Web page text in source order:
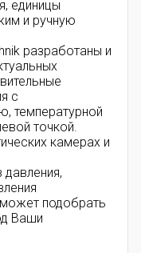
единицы
и ручную
разработаны и
с
температурной
точкой.
камерах и
подобрать
Ваши